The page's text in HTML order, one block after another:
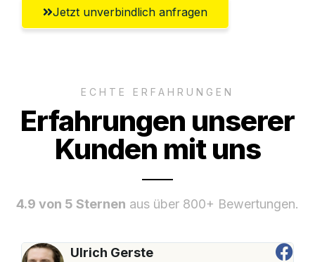
Jetzt unverbindlich anfragen
ECHTE ERFAHRUNGEN
Erfahrungen unserer
Kunden mit uns
4.9 von 5 Sternen aus über 800+ Bewertungen.
Ulrich Gerste